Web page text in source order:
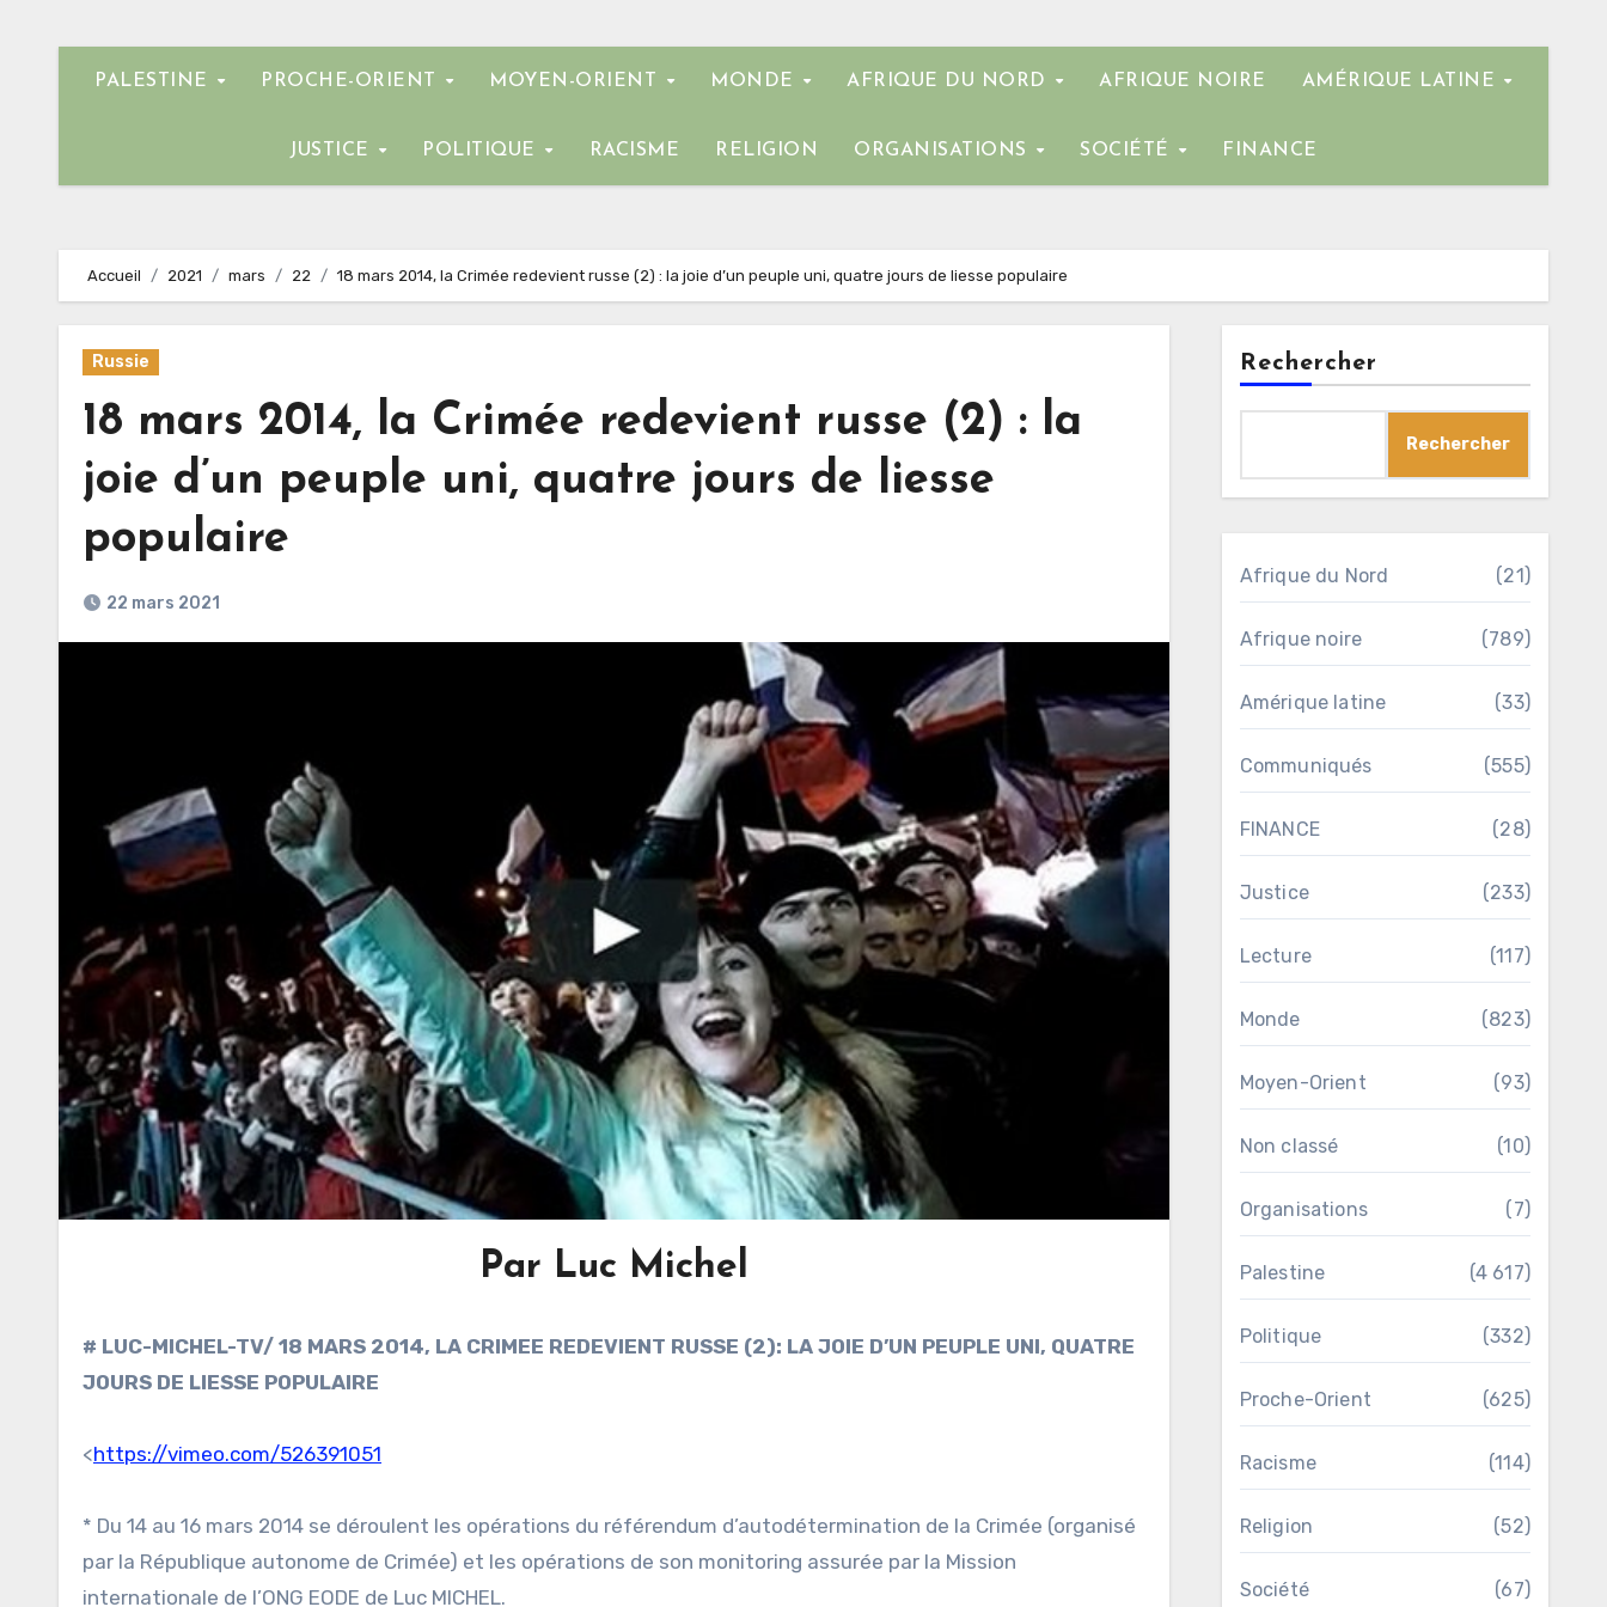
PALESTINE PROCHE-ORIENT MOYEN-ORIENT MONDE AFRIQUE DU NORD AFRIQUE NOIRE AMÉRIQUE LATINE
JUSTICE POLITIQUE RACISME RELIGION ORGANISATIONS SOCIÉTÉ FINANCE
Accueil 2021 mars 22 18 mars 2014, la Crimée redevient russe (2) : la joie d’un peuple uni, quatre jours de liesse populaire
Russie
18 mars 2014, la Crimée redevient russe (2) : la
joie d’un peuple uni, quatre jours de liesse
populaire
22 mars 2021
Par Luc Michel
# LUC-MICHEL-TV/ 18 MARS 2014, LA CRIMEE REDEVIENT RUSSE (2): LA JOIE D’UN PEUPLE UNI, QUATRE
JOURS DE LIESSE POPULAIRE
<https://vimeo.com/526391051
* Du 14 au 16 mars 2014 se déroulent les opérations du référendum d’autodétermination de la Crimée (organisé
par la République autonome de Crimée) et les opérations de son monitoring assurée par la Mission
internationale de l’ONG EODE de Luc MICHEL.
Rechercher
Rechercher
Afrique du Nord (21)
Afrique noire (789)
Amérique latine (33)
Communiqués (555)
FINANCE (28)
Justice (233)
Lecture (117)
Monde (823)
Moyen-Orient (93)
Non classé (10)
Organisations (7)
Palestine (4 617)
Politique (332)
Proche-Orient (625)
Racisme (114)
Religion (52)
Société (67)